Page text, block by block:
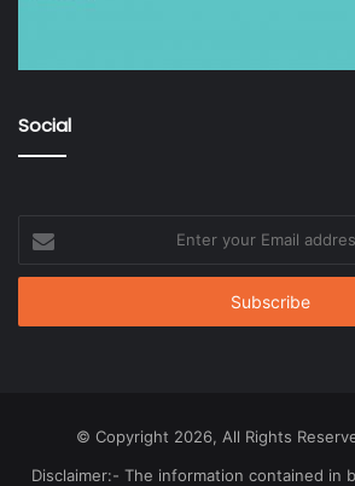
Social
your
Email
© Copyright 2026, All Rights
Disclaimer:- The information contained in